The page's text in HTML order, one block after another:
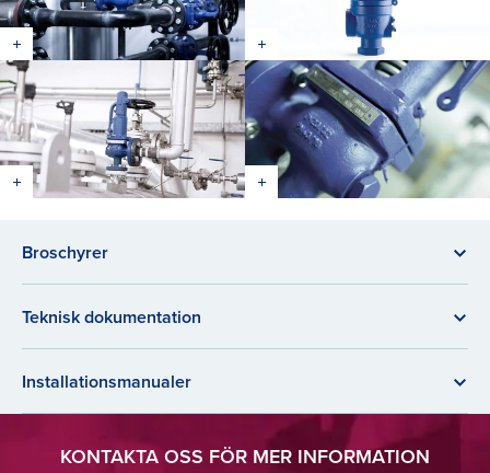
Broschyrer
Teknisk dokumentation
Installationsmanualer
KONTAKTA OSS FÖR MER INFORMATION